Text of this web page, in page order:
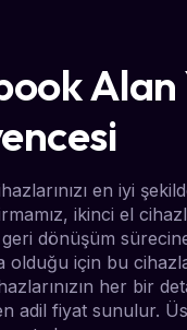
Alan
en iyi
ikinci el
dönüşüm
olduğu için bu
her bir
adil fiyat sunulur.